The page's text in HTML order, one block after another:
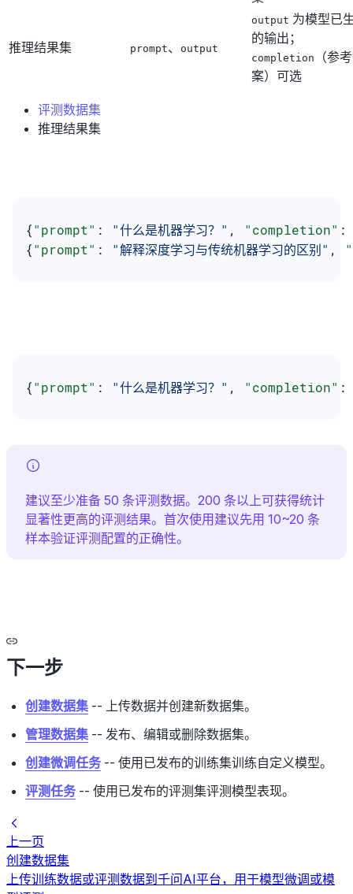
推理结果集 prompt、 output
output 为模型已
的输出；
completion
（参
案）可选
评测数据集
推理结果集
{"prompt" : "什么是机器学习？" , "completion"
{"prompt" : "解释深度学习与传统机器学习的区别" ,
{"prompt" : "什么是机器学习？" , "completion"
建议至少准备 50 条评测数据。200 条以上可获得统计
显著性更高的评测结果。首次使用建议先用 10~20 条
样本验证评测配置的正确性。
下一步
创建数据集 -- 上传数据并创建新数据集。
管理数据集 -- 发布、编辑或删除数据集。
创建微调任务 -- 使用已发布的训练集训练自定义模型。
评测任务 -- 使用已发布的评测集评测模型表现。
上一页
创建数据集
上传训练数据或评测数据到千问AI平台，用于模型微调或模